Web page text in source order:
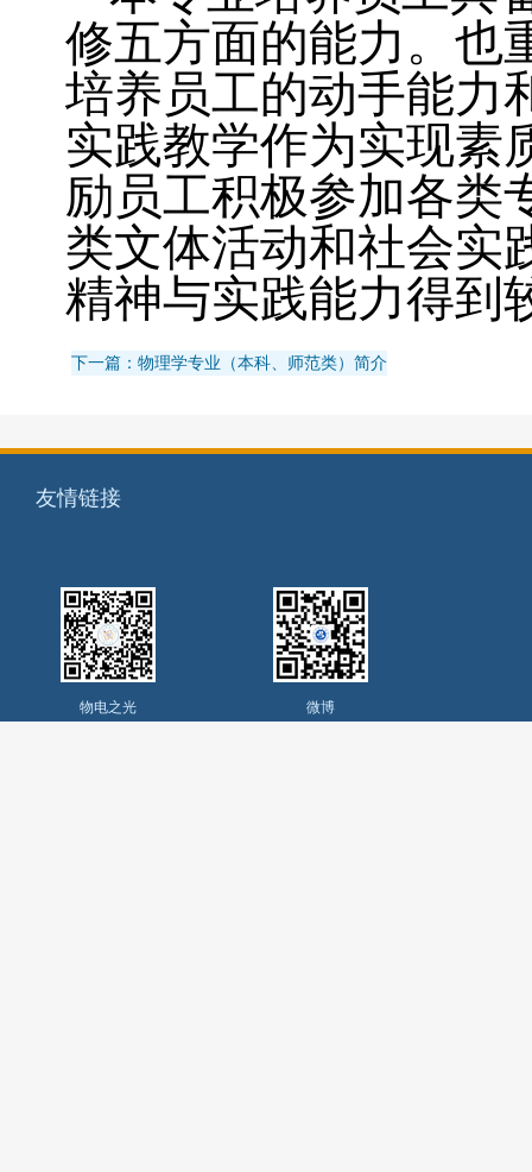
修五方面的能力。也
培养员工的动手能力
实践教学作为实现素
励员工积极参加各类
类文体活动和社会实
精神与实践能力得到
下一篇：物理学专业（本科、师范类）简介
友情链接
物电之光 微博